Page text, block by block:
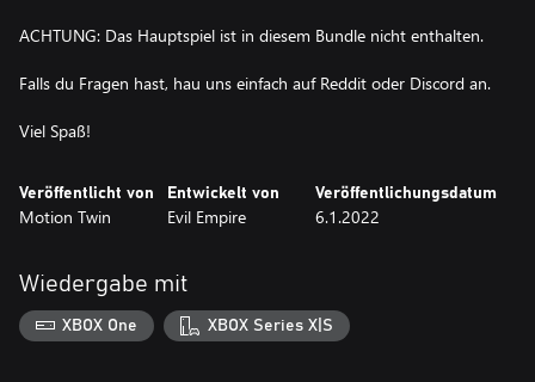
ACHTUNG: Das Hauptspiel ist in diesem Bundle nicht enthalten.
Falls du Fragen hast, hau uns einfach auf Reddit oder Discord an.
Viel Spaß!
Veröffentlicht von
Motion Twin
Entwickelt von
Evil Empire
Veröffentlichungsdatum
6.1.2022
Wiedergabe mit
XBOX One XBOX Series X|S